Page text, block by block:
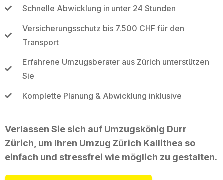
Schnelle Abwicklung in unter 24 Stunden
Versicherungsschutz bis 7.500 CHF für den
Transport
Erfahrene Umzugsberater aus Zürich unterstützen
Sie
Komplette Planung & Abwicklung inklusive
Verlassen Sie sich auf Umzugskönig Durr
Zürich, um Ihren Umzug Zürich Kallithea so
einfach und stressfrei wie möglich zu gestalten.